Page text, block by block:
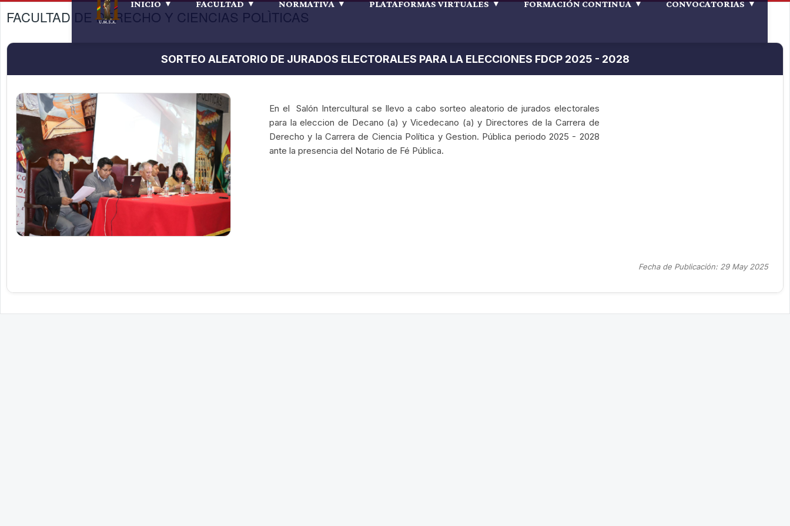
INICIO FACULTAD NORMATIVA PLATAFORMAS VIRTUALES FORMACIÓN CONTINUA CONVOCATORIAS
FACULTAD DE DERECHO Y CIENCIAS POLÌTICAS
SORTEO ALEATORIO DE JURADOS ELECTORALES PARA LA ELECCIONES FDCP 2025 - 2028
En el Salón Intercultural se llevo a cabo sorteo aleatorio de jurados electorales
para la eleccion de Decano (a) y Vicedecano (a) y Directores de la Carrera de
Derecho y la Carrera de Ciencia Política y Gestion. Pública periodo 2025 - 2028
ante la presencia del Notario de Fé Pública.
Fecha de Publicación: 29 May 2025